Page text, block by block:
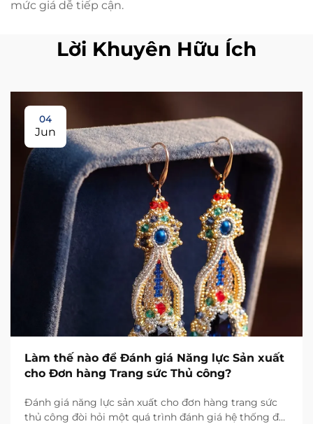
mức giá dễ tiếp cận.
Lời Khuyên Hữu Ích
04
Jun
Làm thế nào để Đánh giá Năng lực Sản xuất
cho Đơn hàng Trang sức Thủ công?
Đánh giá năng lực sản xuất cho đơn hàng trang sức
thủ công đòi hỏi một quá trình đánh giá hệ thống đối